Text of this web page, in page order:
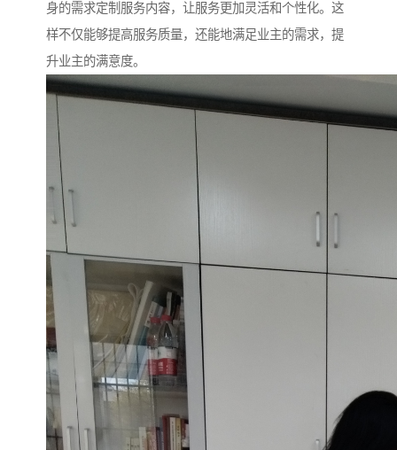
身的需求定制服务内容，让服务更加灵活和个性化。这
样不仅能够提高服务质量，还能地满足业主的需求，提
升业主的满意度。